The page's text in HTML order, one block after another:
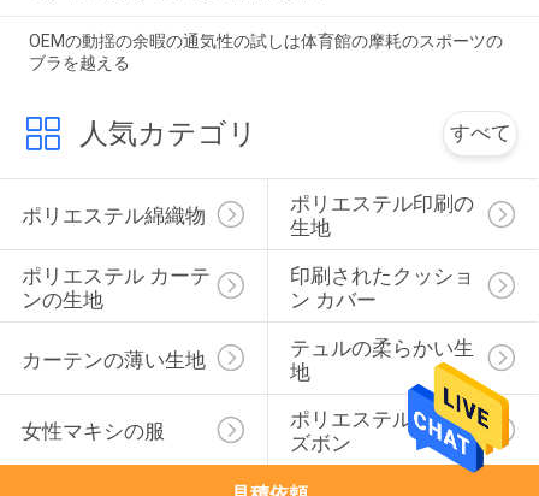
OEMの動揺の余暇の通気性の試しは体育館の摩耗のスポーツの
ブラを越える
人気カテゴリ すべて
ポリエステル綿織物
ポリエステル印刷の
生地
ポリエステル カーテ
ンの生地
印刷されたクッショ
ン カバー
カーテンの薄い生地
テュルの柔らかい生
地
女性マキシの服
ポリエステル ヨガの
ズボン